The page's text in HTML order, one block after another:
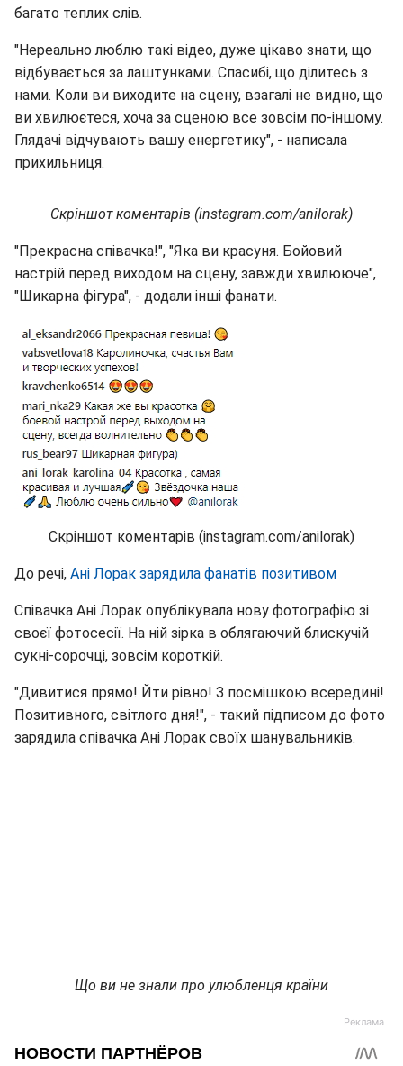
багато теплих слів.
"Нереально люблю такі відео, дуже цікаво знати, що
відбувається за лаштунками. Спасибі, що ділитесь з
нами. Коли ви виходите на сцену, взагалі не видно, що
ви хвилюєтеся, хоча за сценою все зовсім по-іншому.
Глядачі відчувають вашу енергетику", - написала
прихильниця.
Скріншот коментарів (instagram.com/anilorak)
"Прекрасна співачка!", "Яка ви красуня. Бойовий
настрій перед виходом на сцену, завжди хвилююче",
"Шикарна фігура", - додали інші фанати.
Скріншот коментарів (instagram.com/anilorak)
До речі, Ані Лорак зарядила фанатів позитивом
Співачка Ані Лорак опублікувала нову фотографію зі
своєї фотосесії. На ній зірка в облягаючий блискучій
сукні-сорочці, зовсім короткій.
"Дивитися прямо! Йти рівно! З посмішкою всередині!
Позитивного, світлого дня!", - такий підписом до фото
зарядила співачка Ані Лорак своїх шанувальників.
Що ви не знали про улюбленця країни